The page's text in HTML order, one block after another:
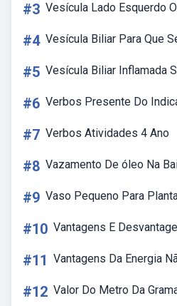
#3 Vesícula Lado Esquerdo
#4 Vesícula Biliar Para Que
#5 Vesícula Biliar Inflamada
#6 Verbos Presente Do
#7 Verbos Atividades 4 Ano
#8 Vazamento De óleo Na
#9 Vaso Pequeno Para
#10 Vantagens E
#11 Vantagens Da Energia
#12 Valor Do Metro Da